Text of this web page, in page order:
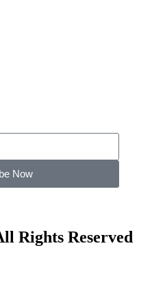
Now
Rights Reserved